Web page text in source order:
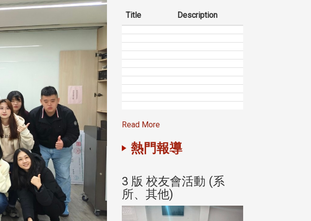
Title Description
Read More
熱門報導
3 版 校友會活動 (系
所、其他)
3 版 校友會活動 (系
所、其他)